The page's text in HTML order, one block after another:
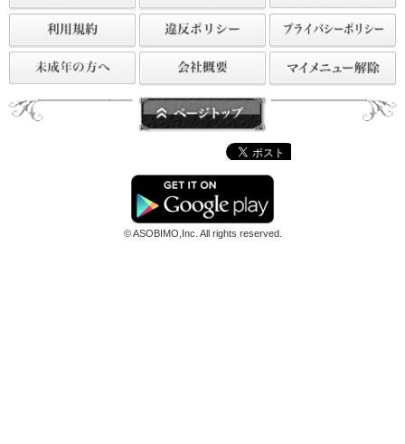
さい。
※急遽販売を終了や変更させていただく場合がございますので、予
ご了承ください。
※期間限定アイテムは期間終了後に再販売する可能性があります。
この機会に、是非ご利用ください！
前のページへ戻る